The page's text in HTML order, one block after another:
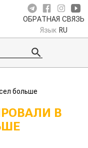
ОБРАТНАЯ СВЯЗЬ
Язык RU
больше
В